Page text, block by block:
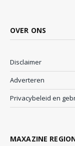
OVER ONS
Disclaimer
Adverteren
Privacybeleid en
MAXAZINE